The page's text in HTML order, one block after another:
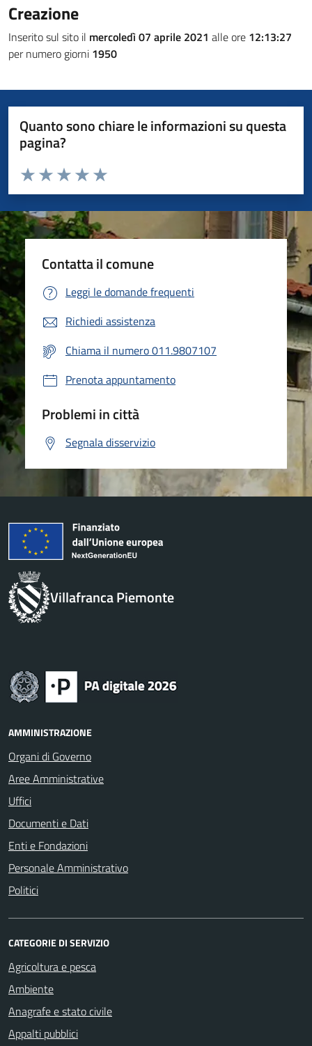
Creazione
Inserito sul sito il mercoledì 07 aprile 2021 alle ore 12:13:27
per numero giorni 1950
Quanto sono chiare le informazioni su questa
pagina?
Valuta da 1 a 5 stelle la pagina
Valuta 5 stelle su 5
Valuta 4 stelle su 5
Valuta 3 stelle su 5
Valuta 2 stelle su 5
Valuta 1 stelle su 5
Contatta il comune
Leggi le domande frequenti
Richiedi assistenza
Chiama il numero 011.9807107
Prenota appuntamento
Problemi in città
Segnala disservizio
Villafranca Piemonte
AMMINISTRAZIONE
Organi di Governo
Aree Amministrative
Uffici
Documenti e Dati
Enti e Fondazioni
Personale Amministrativo
Politici
CATEGORIE DI SERVIZIO
Agricoltura e pesca
Ambiente
Anagrafe e stato civile
Appalti pubblici